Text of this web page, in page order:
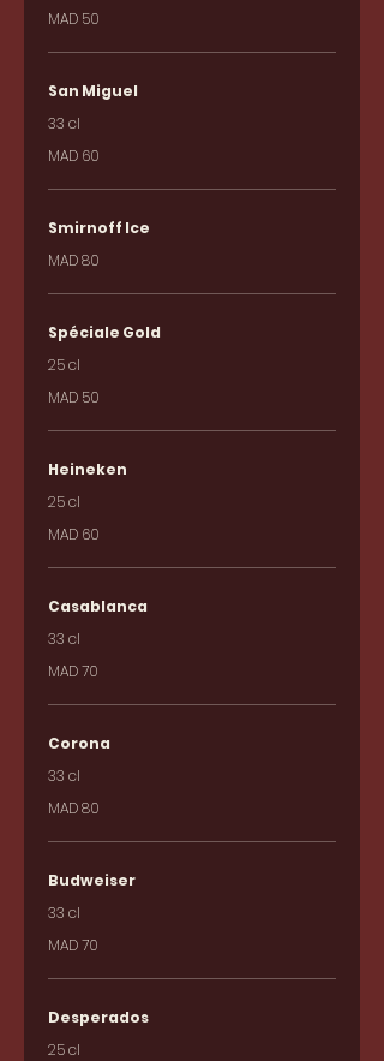
MAD 50
San Miguel
33 cl
MAD 60
Smirnoff Ice
MAD 80
Spéciale Gold
25 cl
MAD 50
Heineken
25 cl
MAD 60
Casablanca
33 cl
MAD 70
Corona
33 cl
MAD 80
Budweiser
33 cl
MAD 70
Desperados
25 cl